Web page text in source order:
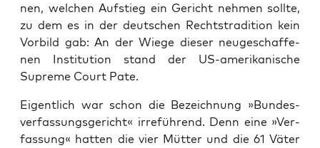
nen, wel­chen Auf­stieg ein Gericht neh­men soll­te,
zu dem es in der deut­schen Rechts­tra­di­ti­on kein
Vor­bild gab: An der Wie­ge die­ser neu­ge­schaf­fe­
nen Insti­tu­ti­on stand der US-ame­ri­ka­ni­sche
Supre­me Court Pate.
Eigent­lich war schon die Bezeich­nung »Bun­des­
ver­fas­sungs­ge­richt« irre­füh­rend. Denn eine »Ver­
fas­sung« hat­ten die vier Müt­ter und die 61 Väter